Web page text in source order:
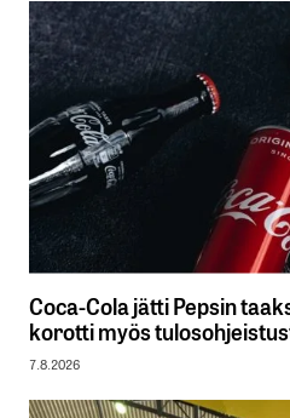
Coca-Cola jätti Pepsin
korotti myös
7.8.2026